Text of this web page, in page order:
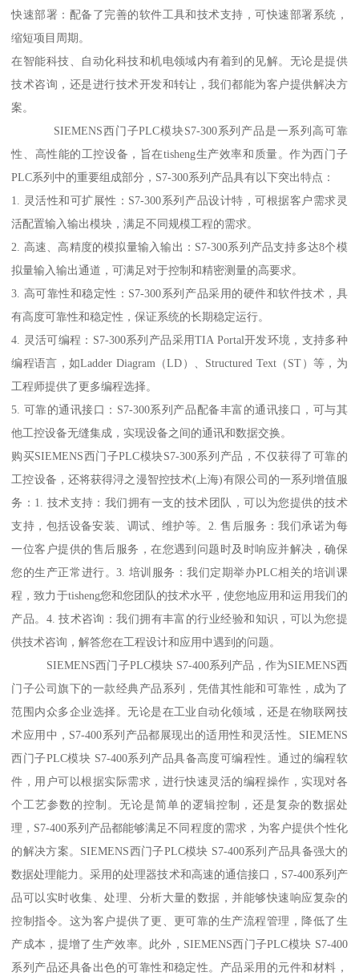
快速部署：配备了完善的软件工具和技术支持，可快速部署系统，
缩短项目周期。
在智能科技、自动化科技和机电领域内有着到的见解。无论是提供
技术咨询，还是进行技术开发和转让，我们都能为客户提供解决方
案。
SIEMENS西门子PLC模块S7-300系列产品是一系列高可靠
性、高性能的工控设备，旨在tisheng生产效率和质量。作为西门子
PLC系列中的重要组成部分，S7-300系列产品具有以下突出特点：
1. 灵活性和可扩展性：S7-300系列产品设计特，可根据客户需求灵
活配置输入输出模块，满足不同规模工程的需求。
2. 高速、高精度的模拟量输入输出：S7-300系列产品支持多达8个模
拟量输入输出通道，可满足对于控制和精密测量的高要求。
3. 高可靠性和稳定性：S7-300系列产品采用的硬件和软件技术，具
有高度可靠性和稳定性，保证系统的长期稳定运行。
4. 灵活可编程：S7-300系列产品采用TIA Portal开发环境，支持多种
编程语言，如Ladder Diagram（LD）、Structured Text（ST）等，为
工程师提供了更多编程选择。
5. 可靠的通讯接口：S7-300系列产品配备丰富的通讯接口，可与其
他工控设备无缝集成，实现设备之间的通讯和数据交换。
购买SIEMENS西门子PLC模块S7-300系列产品，不仅获得了可靠的
工控设备，还将获得浔之漫智控技术(上海)有限公司的一系列增值服
务：1. 技术支持：我们拥有一支的技术团队，可以为您提供的技术
支持，包括设备安装、调试、维护等。2. 售后服务：我们承诺为每
一位客户提供的售后服务，在您遇到问题时及时响应并解决，确保
您的生产正常进行。3. 培训服务：我们定期举办PLC相关的培训课
程，致力于tisheng您和您团队的技术水平，使您地应用和运用我们的
产品。4. 技术咨询：我们拥有丰富的行业经验和知识，可以为您提
供技术咨询，解答您在工程设计和应用中遇到的问题。
SIEMENS西门子PLC模块 S7-400系列产品，作为SIEMENS西
门子公司旗下的一款经典产品系列，凭借其性能和可靠性，成为了
范围内众多企业选择。无论是在工业自动化领域，还是在物联网技
术应用中，S7-400系列产品都展现出的适用性和灵活性。SIEMENS
西门子PLC模块 S7-400系列产品具备高度可编程性。通过的编程软
件，用户可以根据实际需求，进行快速灵活的编程操作，实现对各
个工艺参数的控制。无论是简单的逻辑控制，还是复杂的数据处
理，S7-400系列产品都能够满足不同程度的需求，为客户提供个性化
的解决方案。SIEMENS西门子PLC模块 S7-400系列产品具备强大的
数据处理能力。采用的处理器技术和高速的通信接口，S7-400系列产
品可以实时收集、处理、分析大量的数据，并能够快速响应复杂的
控制指令。这为客户提供了更、更可靠的生产流程管理，降低了生
产成本，提增了生产效率。此外，SIEMENS西门子PLC模块 S7-400
系列产品还具备出色的可靠性和稳定性。产品采用的元件和材料，